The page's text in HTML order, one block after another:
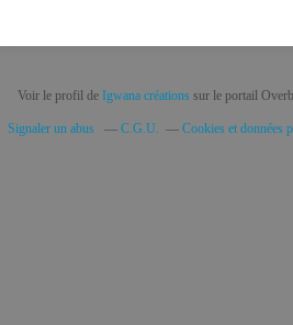
Voir le profil de Igwana créationssur le portail
Signaler un abus C.G.U. Cookies et données